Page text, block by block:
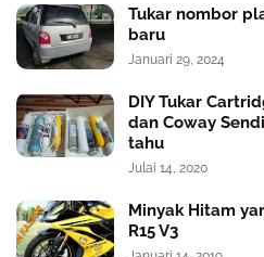
Tukar nombor
baru
Januari 29, 2024
DIY Tukar
dan Coway
tahu
Julai 14, 2020
Minyak Hitam
R15 V3